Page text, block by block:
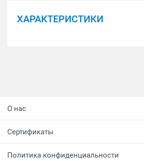
ХАРАКТЕРИСТИКИ
О нас
Сертификаты
Политика конфиденциальности